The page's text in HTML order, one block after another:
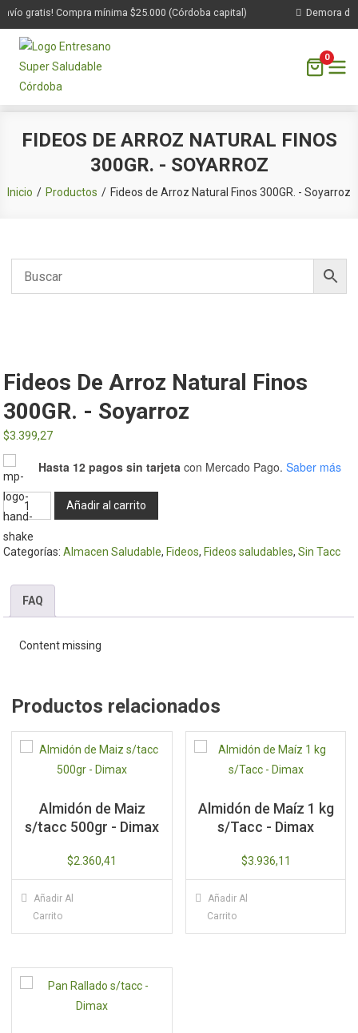
gratis! Compra mínima $25.000 (Córdoba capital) Demora de
0
FIDEOS DE ARROZ NATURAL FINOS
300GR. - SOYARROZ
Inicio Productos Fideos de Arroz Natural Finos 300GR. - Soyarroz
Fideos De Arroz Natural Finos
300GR. - Soyarroz
$3.399,27
Hasta 12 pagos sin tarjeta con Mercado Pago. Saber más
Fideos
de
Arroz
Natural
300GR.
-
Soyarroz
Añadir al carrito
Categorías:Almacen Saludable, Fideos, Fideos saludables,Sin Tacc
FAQ
Content missing
Productos relacionados
Almidón de Maiz
s/tacc 500gr - Dimax
$2.360,41
Añadir Al
Carrito
Almidón de Maíz 1 kg
s/Tacc - Dimax
$3.936,11
Añadir Al
Carrito